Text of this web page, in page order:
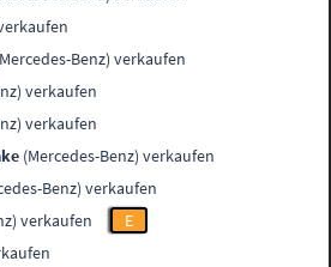
Benz) verkaufen
verkaufen
verkaufen
(Mercedes-Benz) verkaufen
Benz) verkaufen
verkaufen
E